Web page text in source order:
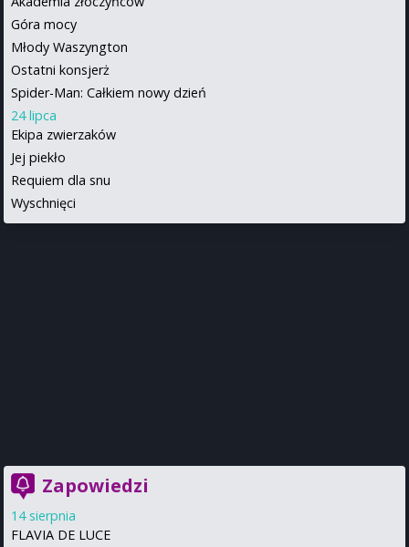
Góra mocy
Młody Waszyngton
Ostatni konsjerż
Spider-Man: Całkiem nowy dzień
24 lipca
Ekipa zwierzaków
Jej piekło
Requiem dla snu
Wyschnięci
Zapowiedzi
14 sierpnia
FLAVIA DE LUCE